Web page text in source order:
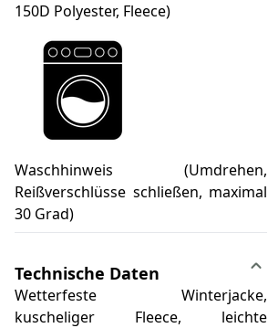
150D Polyester, Fleece)
Waschhinweis (Umdrehen,
Reißverschlüsse schließen, maximal
30 Grad)
Technische Daten
Wetterfeste Winterjacke,
kuscheliger Fleece, leichte